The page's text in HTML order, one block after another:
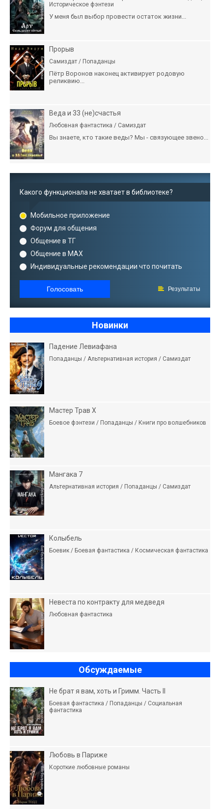
Историческое фэнтези
У меня был выбор провести остаток жизни...
Прорыв
Самиздат / Попаданцы
Пётр Воронов наконец активирует родовую
реликвию...
Веда и 33 (не)счастья
Любовная фантастика / Самиздат
Вы знаете, кто такие веды? Мы - связующее звено...
Какого функционала не хватает в библиотеке?
Мобильное приложение
Форум для общения
Общение в ТГ
Общение в MAX
Индивидуальные рекомендации что почитать
Голосовать Результаты
Новинки
Падение Левиафана
Попаданцы / Альтернативная история / Самиздат
Мастер Трав X
Боевое фэнтези / Попаданцы / Книги про волшебников
Мангака 7
Альтернативная история / Попаданцы / Самиздат
Колыбель
Боевик / Боевая фантастика / Космическая фантастика
Невеста по контракту для медведя
Любовная фантастика
Обсуждаемые
Не брат я вам, хоть и Гримм. Часть II
Боевая фантастика / Попаданцы / Социальная
фантастика
Любовь в Париже
Короткие любовные романы